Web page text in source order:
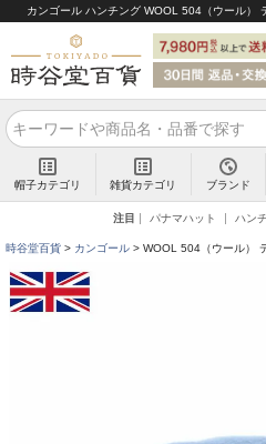
カンゴール ハンチング WOOL 504（ウール）
帽子カテゴリ 雑貨カテゴリ ブランド
注目 パナマハット ハン
時谷堂百貨 カンゴール WOOL 504（ウール）